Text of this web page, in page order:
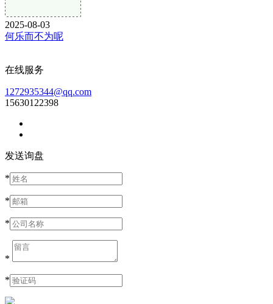
2025-08-03
何乐而不为呢
在线服务
1272935344@qq.com
15630122398
发送询盘
*
*
*
*
*